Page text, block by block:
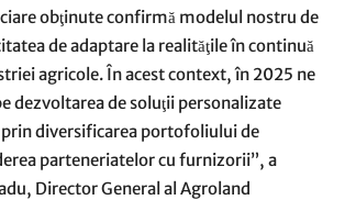
obţinute confirmă modelul nostru de
de adaptare la realităţile în continuă
agricole. În acest context, în 2025 ne
dezvoltarea de soluţii personalizate
diversificarea portofoliului de
parteneriatelor cu furnizorii”, a
Director General al Agroland